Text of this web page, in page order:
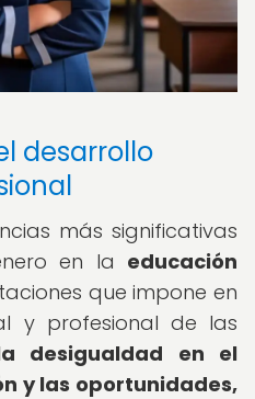
desarrollo
más significativas
en la educación
que impone en
y profesional de las
desigualdad en el
y las oportunidades,